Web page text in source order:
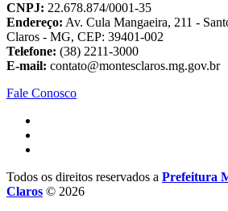
CNPJ: 22.678.874/0001-35
Endereço: Av. Cula Mangaeira, 211 -
Claros - MG, CEP: 39401-002
Telefone: (38) 2211-3000
E-mail: contato@montesclaros.mg.gov.br
Fale Conosco
Todos os direitos reservados a Prefeitura
Claros © 2026